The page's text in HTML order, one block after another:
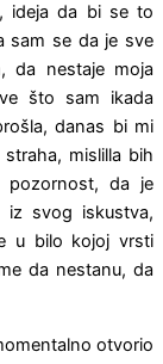
ideja da bi se to
sam se da je sve
da nestaje moja
što sam ikada
danas bi mi
mislilla bih
pozornost, da je
svog iskustva,
u bilo kojoj vrsti
da nestanu, da
otvorio